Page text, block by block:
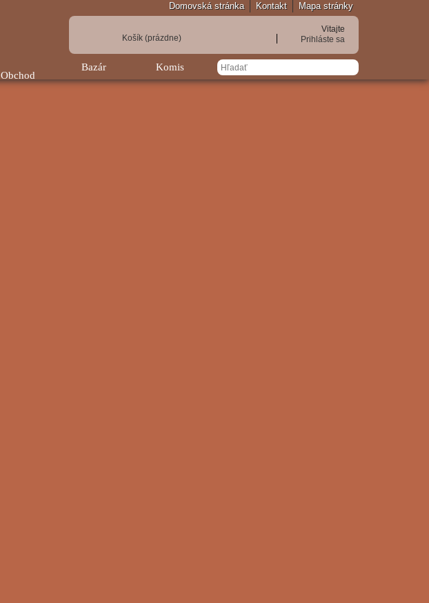
Domovská stránka Kontakt Mapa stránky
Vitajte
Prihláste sa
Košík (prázdne)
Komis
Bazár
Obchod